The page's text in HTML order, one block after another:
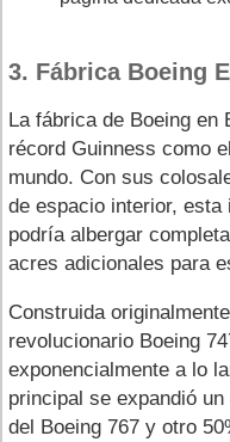
3. Fábrica Boeing
La fábrica de Boeing en
récord Guinness como
mundo. Con sus
de espacio interior, esta
podría albergar
acres adicionales para
Construida
revolucionario Boeing
exponencialmente a lo
principal se expandió
del Boeing 767 y otro